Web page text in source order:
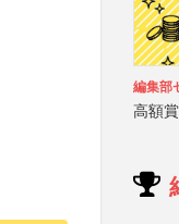
編集部
高額